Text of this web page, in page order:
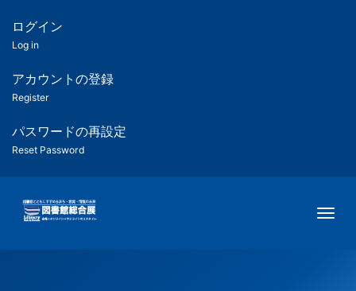
ツ
匿
名
ユ
ー
ー
用
メ
ログイン
Log in
アカウントの登録
Register
パスワードの再設定
Reset Password